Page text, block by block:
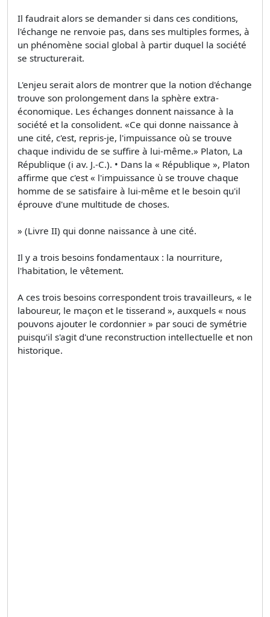
Il faudrait alors se demander si dans ces conditions,
l'échange ne renvoie pas, dans ses multiples formes, à
un phénomène social global à partir duquel la société
se structurerait.
L'enjeu serait alors de montrer que la notion d'échange
trouve son prolongement dans la sphère extra-
économique. Les échanges donnent naissance à la
société et la consolident. «Ce qui donne naissance à
une cité, c'est, repris-je, l'impuissance où se trouve
chaque individu de se suffire à lui-même.» Platon, La
République (i av. J.-C.). • Dans la « République », Platon
affirme que c'est « l'impuissance ù se trouve chaque
homme de se satisfaire à lui-même et le besoin qu'il
éprouve d'une multitude de choses.
» (Livre II) qui donne naissance à une cité.
Il y a trois besoins fondamentaux : la nourriture,
l'habitation, le vêtement.
A ces trois besoins correspondent trois travailleurs, « le
laboureur, le maçon et le tisserand », auxquels « nous
pouvons ajouter le cordonnier » par souci de symétrie
puisqu'il s'agit d'une reconstruction intellectuelle et non
historique.